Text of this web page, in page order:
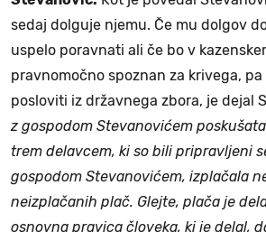
sedaj dolguje njemu. Če mu dolgov
uspelo poravnati ali če bo v
pravnomočno spoznan za krivega, pa
posloviti iz državnega zbora, je dejal
z gospodom Stevanovićem
trem delavcem, ki so bili pripravljeni
gospodom Stevanovićem, izplačala
neizplačanih plač. Glejte, plača je
osnovna pravica človeka, ki je delal,